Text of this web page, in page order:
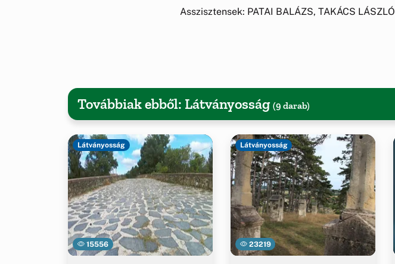
Asszisztensek: PATAI BALÁZS, TAKÁCS LÁSZLÓ
Továbbiak ebből: Látványosság (9 darab)
15556
Látványosság
23219
Látványosság